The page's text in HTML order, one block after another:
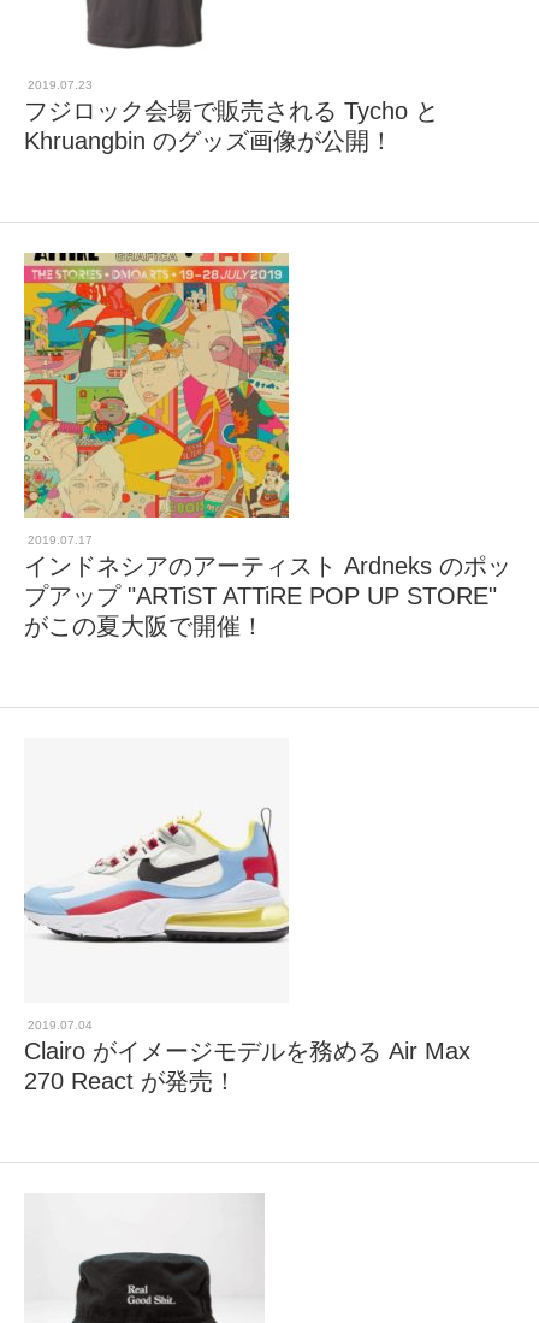
2019.07.23
フジロック会場で販売される Tycho と
Khruangbin のグッズ画像が公開！
2019.07.17
インドネシアのアーティスト Ardneks のポッ
プアップ "ARTiST ATTiRE POP UP STORE"
がこの夏大阪で開催！
2019.07.04
Clairo がイメージモデルを務める Air Max
270 React が発売！